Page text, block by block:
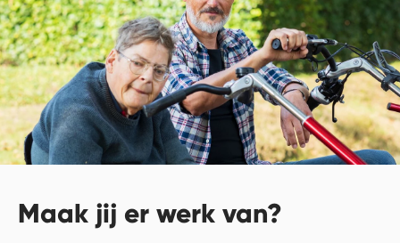
Maak jij er werk van?